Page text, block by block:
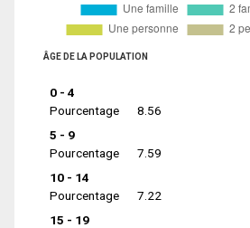
ÂGE DE LA POPULATION
0 - 4
Pourcentage
8.56
5 - 9
Pourcentage
7.59
10 - 14
Pourcentage
7.22
15 - 19